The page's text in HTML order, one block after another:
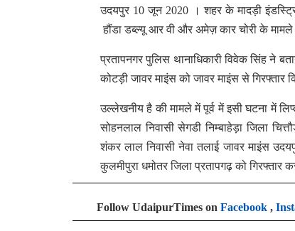
उदयपुर 10 जून 2020 । शहर के मादड़ी
हौंडा डब्ल्यू आर वी और अमेज़ कार चोरी के मामले
प्रतापनगर पुलिस थानाधिकारी विवेक सिंह ने
कोटड़ी जावर माइंस को जावर माइंस से गिरफ्तार
उल्लेखनीय है की मामले में पूर्व में इसी घटना में
सोहनलाल निवासी सेगडी निम्बाहेड़ा जिला
शंकर लाल निवासी नेवा तलाई जावर माइंस
कुलमीपुरा धमोतर जिला प्रतापगढ़ को गिरफ्तार
Follow UdaipurTimes on Facebook ,